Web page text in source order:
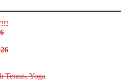
Tennis, Yoga